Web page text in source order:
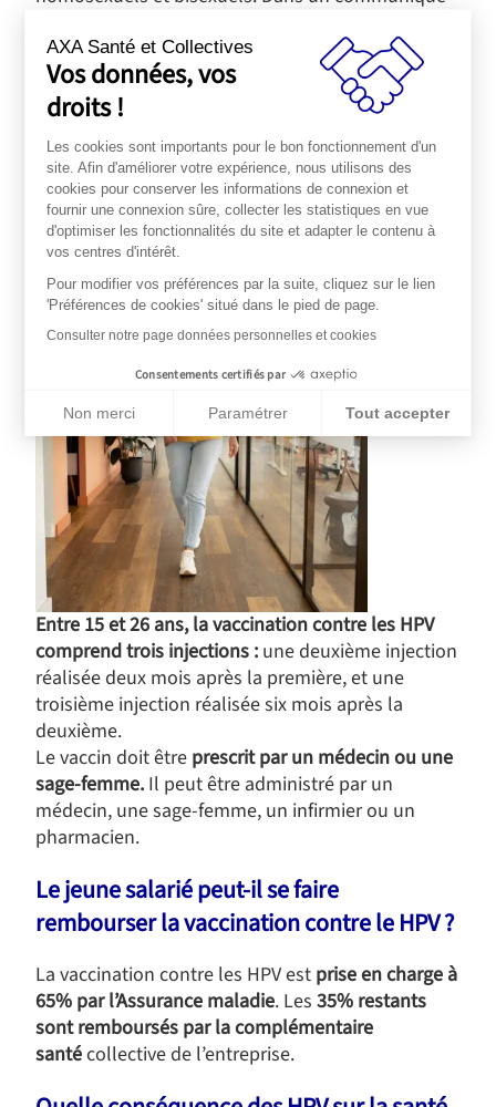
(HAS) recommande, après avoir analysé les
données d’efficacité et de sécurité des vaccins
contre les HPV, d’
étendre le rattrapage vaccinal à
de 27 ans.
Comment se déroule la vaccination pour
les salariés de moins de 27 ans ?
Entre 15 et 26 ans, la vaccination contre les HPV
comprend trois injections : une deuxième injection
réalisée deux mois après la première, et une
troisième injection réalisée six mois après la
deuxième.
Le vaccin doit être prescrit par un médecin ou une
sage-femme. Il peut être administré par un
médecin, une sage-femme, un infirmier ou un
pharmacien.
Le jeune salarié peut-il se faire
rembourser la vaccination contre le HPV ?
La vaccination contre les HPV est prise en charge à
65% par l’Assurance maladie. Les 35% restants
sont remboursés par la complémentaire
santécollective de l’entreprise.
AXA Santé et Collectives
Vos données, vos
droits !
Les cookies sont importants pour le bon fonctionnement d'un
site. Afin d'améliorer votre expérience, nous utilisons des
cookies pour conserver les informations de connexion et
fournir une connexion sûre, collecter les statistiques en vue
d'optimiser les fonctionnalités du site et adapter le contenu à
vos centres d'intérêt.
Pour modifier vos préférences par la suite, cliquez sur le lien
'Préférences de cookies' situé dans le pied de page.
Consulter notre page données personnelles et cookies
Consentements certifiés par
Non merci Paramétrer Tout accepter
Axeptio consent
Plateforme de Gestion du Consentement : Personnalisez vos
Notre plateforme vous permet d'adapter et de gérer vos